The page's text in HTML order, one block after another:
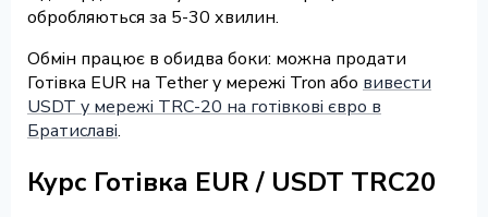
обробляються за 5-30 хвилин.
Обмін працює в обидва боки: можна продати
Готівка EUR на Tether у мережі Tron або вивести
USDT у мережі TRC-20 на готівкові євро в
Братиславі.
Курс Готівка EUR / USDT TRC20